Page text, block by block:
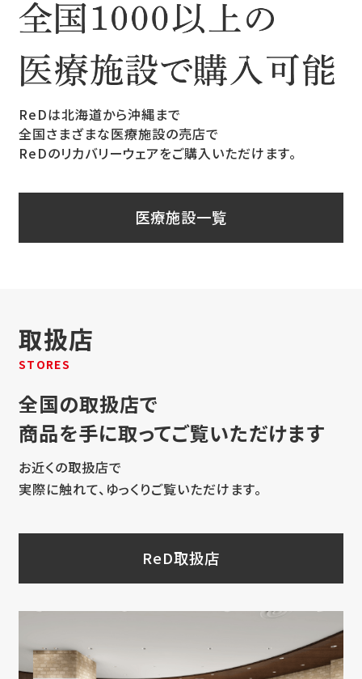
ReDは北海道から沖縄まで
全国さまざまな医療施設の売店で
ReDのリカバリーウェアをご購入いただけます。
医療施設一覧
取扱店
STORES
全国の取扱店で
商品を手に取ってご覧いただけます
お近くの取扱店で
実際に触れて、ゆっくりご覧いただけます。
ReD取扱店